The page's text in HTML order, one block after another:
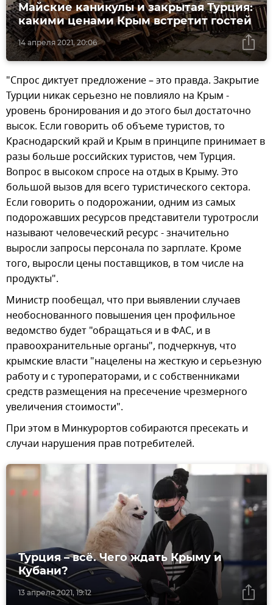
14 апреля 2021, 20:06
Майские каникулы и закрытая Турция:
какими ценами Крым встретит гостей
"Спрос диктует предложение – это правда. Закрытие
Турции никак серьезно не повлияло на Крым -
уровень бронирования и до этого был достаточно
высок. Если говорить об объеме туристов, то
Краснодарский край и Крым в принципе принимает в
разы больше российских туристов, чем Турция.
Вопрос в высоком спросе на отдых в Крыму. Это
большой вызов для всего туристического сектора.
Если говорить о подорожании, одним из самых
подорожавших ресурсов представители туротросли
называют человеческий ресурс - значительно
выросли запросы персонала по зарплате. Кроме
того, выросли цены поставщиков, в том числе на
продукты".
Министр пообещал, что при выявлении случаев
необоснованного повышения цен профильное
ведомство будет "обращаться и в ФАС, и в
правоохранительные органы", подчеркнув, что
крымские власти "нацелены на жесткую и серьезную
работу и с туроператорами, и с собственниками
средств размещения на пресечение чрезмерного
увеличения стоимости".
При этом в Минкурортов собираются пресекать и
случаи нарушения прав потребителей.
13 апреля 2021, 19:12
Турция – всё. Чего ждать Крыму и
Кубани?